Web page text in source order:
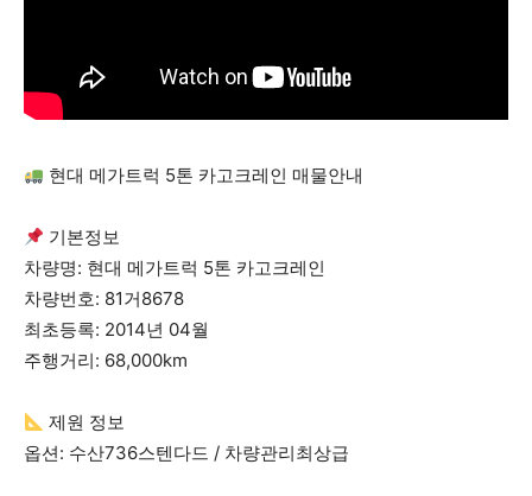
현대 메가트럭 5톤 카고크레인 매물안내
기본정보
차량명: 현대 메가트럭 5톤 카고크레인
차량번호: 81거8678
최초등록: 2014년 04월
주행거리: 68,000km
제원 정보
옵션: 수산736스텐다드 / 차량관리최상급